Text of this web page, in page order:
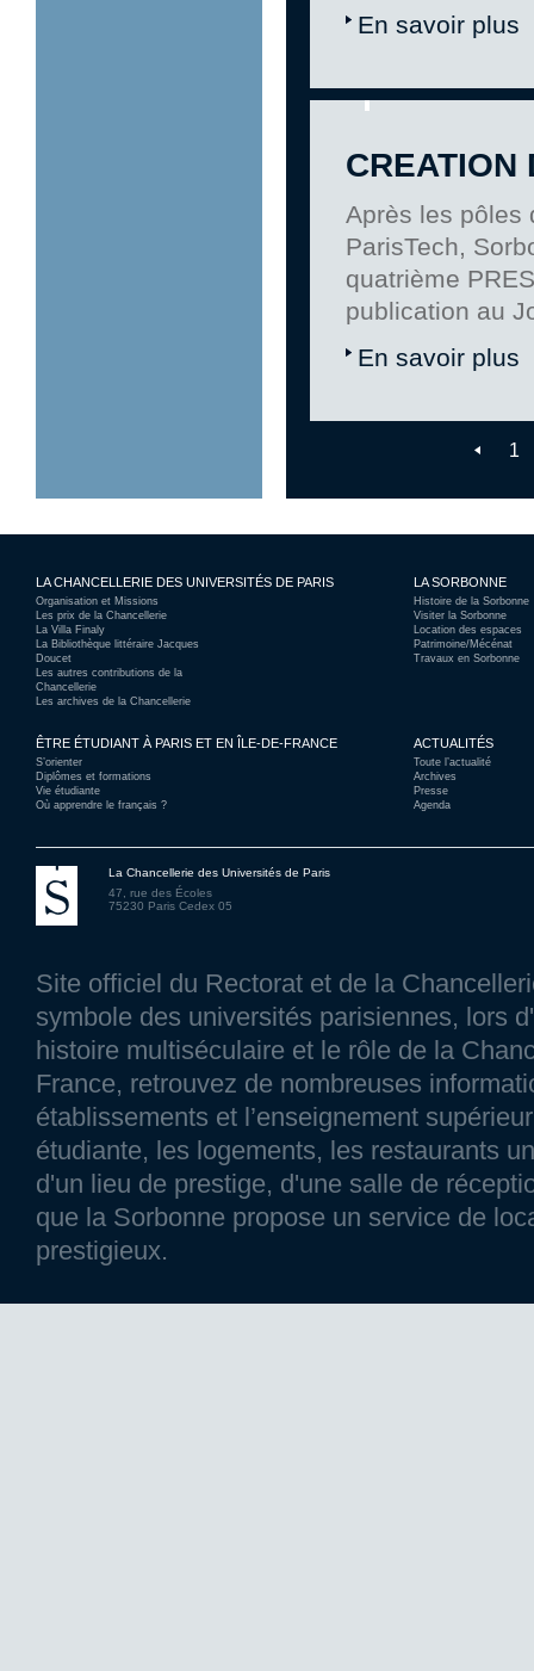
En savoir plus
Après les pôles
ParisTech,
quatrième
publication au
En savoir plus
1
LA CHANCELLERIE DES UNIVERSITÉS DE PARIS
Organisation et Missions
Les prix de la Chancellerie
La Villa Finaly
La Bibliothèque littéraire Jacques
Doucet
Les autres contributions de la
Chancellerie
Les archives de la Chancellerie
LA SORBONNE
Histoire de la Sorbonne
Visiter la Sorbonne
Location des espaces
Patrimoine/Mécénat
Travaux en Sorbonne
ÊTRE ÉTUDIANT À PARIS ET EN ÎLE-DE-FRANCE
S’orienter
Diplômes et formations
Vie étudiante
Où apprendre le français ?
ACTUALITÉS
Toute l’actualité
Archives
Presse
Agenda
La Chancellerie des Universités de Paris
47, rue des Écoles
75230 Paris Cedex 05
Site officiel du Rectorat et de la
symbole des universités parisiennes, lors
histoire multiséculaire et le rôle de la
France, retrouvez de nombreuses
établissements et l’enseignement
étudiante, les logements, les restaurants
d'un lieu de prestige, d'une salle de
que la Sorbonne propose un service de
prestigieux.